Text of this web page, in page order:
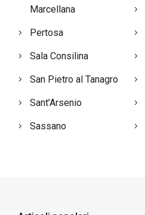
Marcellana
Pertosa
Sala Consilina
San Pietro al Tanagro
Sant’Arsenio
Sassano